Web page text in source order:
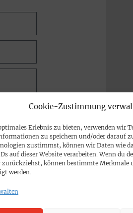
Cookie-Zustimmung
Erlebnis zu bieten, verwenden wir
zu speichern und/oder darauf
zustimmst, können wir Daten wie
auf dieser Website verarbeiten. Wenn du
zurückziehst, können bestimmte Merkmale
werden.